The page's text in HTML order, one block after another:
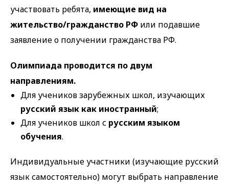
участвовать ребята, имеющие вид на
жительство/гражданство РФ или подавшие
заявление о получении гражданства РФ.
Олимпиада проводится по двум
направлениям.
Для учеников зарубежных школ, изучающих
русский язык как иностранный;
Для учеников школ с русским языком
обучения.
Индивидуальные участники (изучающие русский
язык самостоятельно) могут выбрать направление